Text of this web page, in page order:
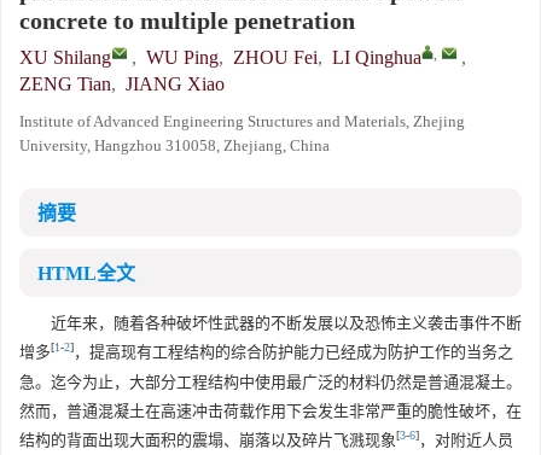
concrete to multiple penetration
XU Shilang , WU Ping, ZHOU Fei, LI Qinghua ,
,
ZENG Tian, JIANG Xiao
Institute of Advanced Engineering Structures and Materials, Zhejing
University, Hangzhou 310058, Zhejiang, China
摘要
HTML全文
近年来，随着各种破坏性武器的不断发展以及恐怖主义袭击事件不断
增多[1-2]，提高现有工程结构的综合防护能力已经成为防护工作的当务之
急。迄今为止，大部分工程结构中使用最广泛的材料仍然是普通混凝土。
然而，普通混凝土在高速冲击荷载作用下会发生非常严重的脆性破坏，在
结构的背面出现大面积的震塌、崩落以及碎片飞溅现象[3-6]，对附近人员